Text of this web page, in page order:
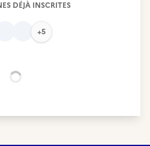
DÉJÀ INSCRITES
+5